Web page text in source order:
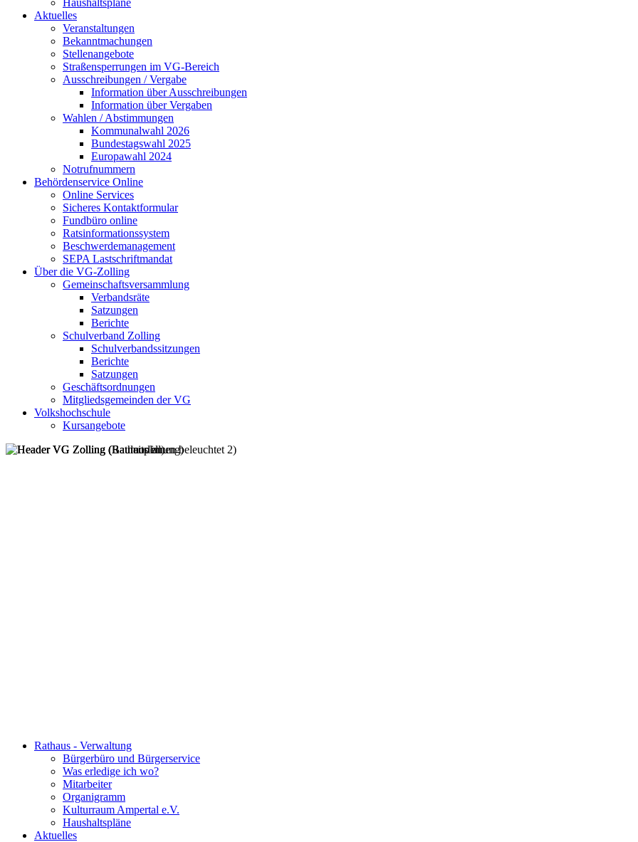
Haushaltspläne
Aktuelles
Veranstaltungen
Bekanntmachungen
Stellenangebote
Straßensperrungen im VG-Bereich
Ausschreibungen / Vergabe
Information über Ausschreibungen
Information über Vergaben
Wahlen / Abstimmungen
Kommunalwahl 2026
Bundestagswahl 2025
Europawahl 2024
Notrufnummern
Behördenservice Online
Online Services
Sicheres Kontaktformular
Fundbüro online
Ratsinformationssystem
Beschwerdemanagement
SEPA Lastschriftmandat
Über die VG-Zolling
Gemeinschaftsversammlung
Verbandsräte
Satzungen
Berichte
Schulverband Zolling
Schulverbandssitzungen
Berichte
Satzungen
Geschäftsordnungen
Mitgliedsgemeinden der VG
Volkshochschule
Kursangebote
Rathaus - Verwaltung
Bürgerbüro und Bürgerservice
Was erledige ich wo?
Mitarbeiter
Organigramm
Kulturraum Ampertal e.V.
Haushaltspläne
Aktuelles